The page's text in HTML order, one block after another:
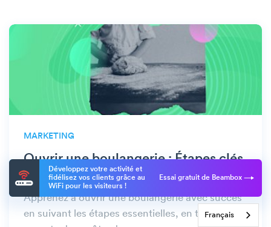
Développez votre activité et
fidélisez vos clients grâce au
WiFi pour les visiteurs !
Essai gratuit de Beambox
MARKETING
Ouvrir une boulangerie : Étapes clés
et conseils utiles
Apprenez à ouvrir une boulangerie avec succès
en suivant les étapes essentielles, en tenant
Français